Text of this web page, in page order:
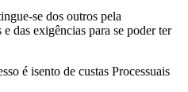
se dos outros pela
das exigências para se poder ter
é isento de custas Processuais